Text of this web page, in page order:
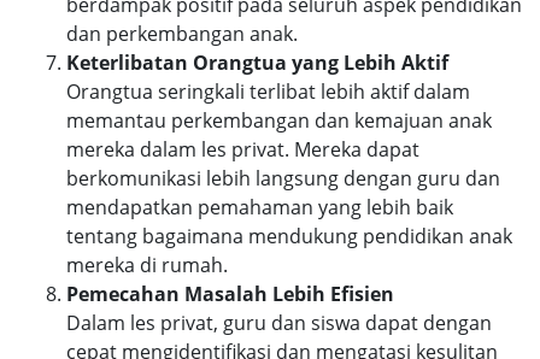
dan perkembangan anak.
Keterlibatan Orangtua yang Lebih Aktif
Orangtua seringkali terlibat lebih aktif dalam
memantau perkembangan dan kemajuan anak
mereka dalam les privat. Mereka dapat
berkomunikasi lebih langsung dengan guru dan
mendapatkan pemahaman yang lebih baik
tentang bagaimana mendukung pendidikan anak
mereka di rumah.
Pemecahan Masalah Lebih Efisien
Dalam les privat, guru dan siswa dapat dengan
cepat mengidentifikasi dan mengatasi kesulitan